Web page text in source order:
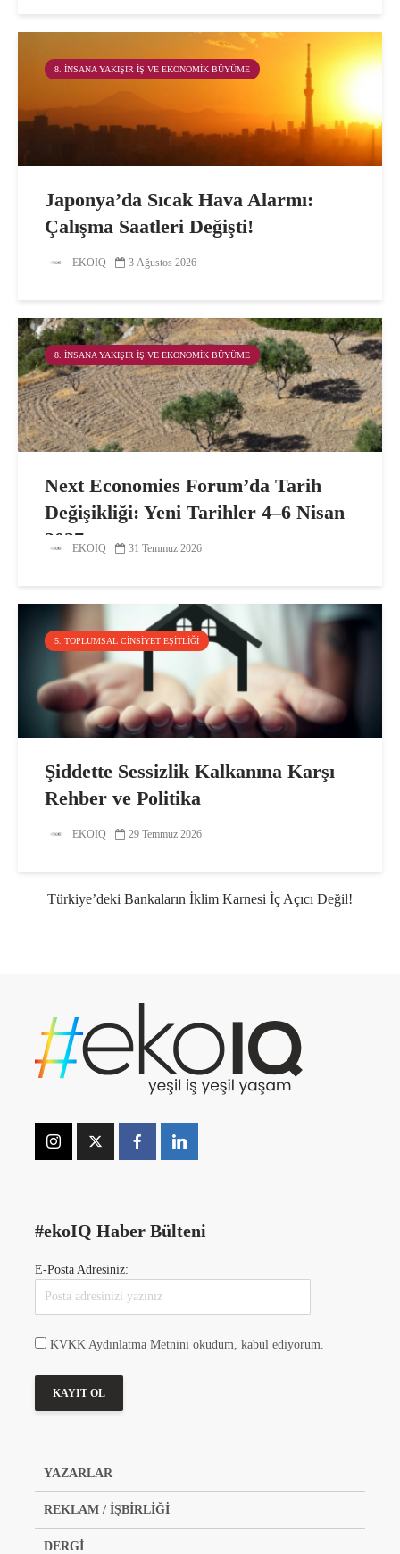
8. İNSANA YAKIŞIR İŞ VE EKONOMIK BÜYÜME
Japonya’da Sıcak Hava Alarmı:
Çalışma Saatleri Değişti!
EKOIQ 3 Ağustos 2026
8. İNSANA YAKIŞIR İŞ VE EKONOMIK BÜYÜME
Next Economies Forum’da Tarih
Değişikliği: Yeni Tarihler 4–6 Nisan
2027EKOIQ 31 Temmuz 2026
5. TOPLUMSAL CINSIYET EŞITLIĞI
Şiddette Sessizlik Kalkanına Karşı
Rehber ve Politika
EKOIQ 29 Temmuz 2026
Türkiye’deki Bankaların İklim Karnesi İç Açıcı Değil!
#ekoIQ Haber Bülteni
E-Posta Adresiniz:
KVKK Aydınlatma Metnini okudum, kabul ediyorum.
YAZARLAR
REKLAM / İŞBİRLİĞİ
DERGİ